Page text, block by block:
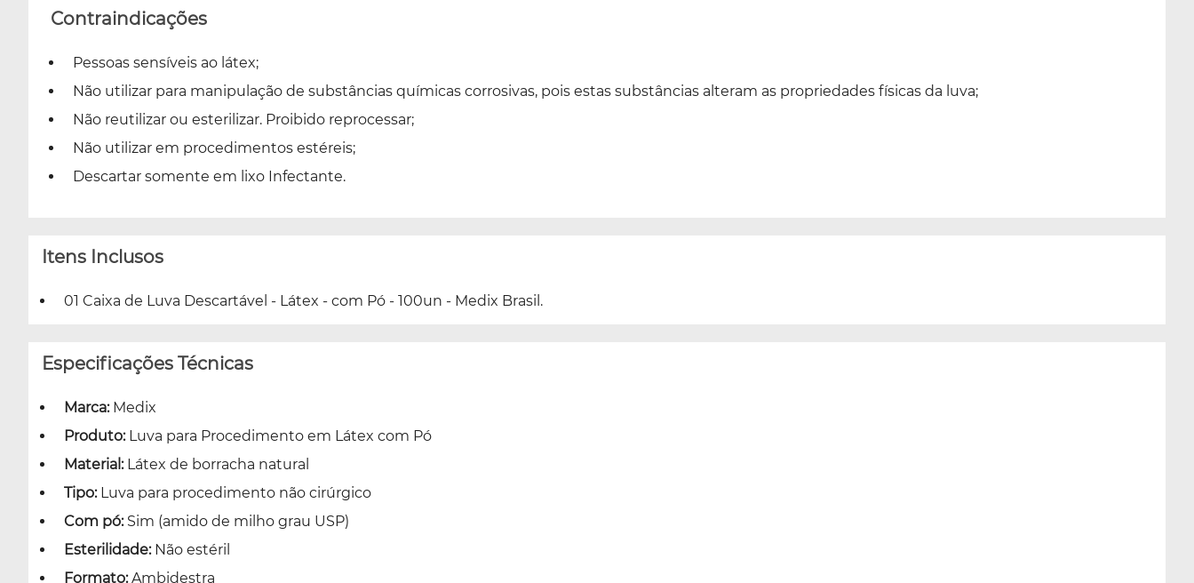
Contraindicações
Pessoas sensíveis ao látex;
Não utilizar para manipulação de substâncias químicas corrosivas, pois estas substâncias alteram as propriedades físicas da luva;
Não reutilizar ou esterilizar. Proibido reprocessar;
Não utilizar em procedimentos estéreis;
Descartar somente em lixo Infectante.
Itens Inclusos
01 Caixa de Luva Descartável - Látex - com Pó - 100un - Medix Brasil.
Especificações Técnicas
Marca: Medix
Produto:Luva para Procedimento em Látex com Pó
Material: Látex de borracha natural
Tipo: Luva para procedimento não cirúrgico
Com pó: Sim (amido de milho grau USP)
Esterilidade: Não estéril
Formato:Ambidestra